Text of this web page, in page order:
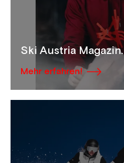
Ski Austria Magazin.
Mehr erfahren!